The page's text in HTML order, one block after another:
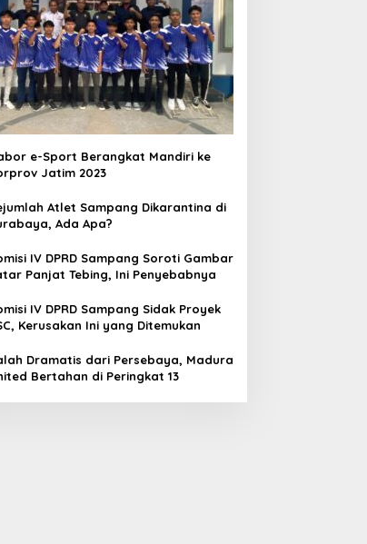
e-Sport Berangkat Mandiri ke
Jatim 2023
Atlet Sampang Dikarantina di
Ada Apa?
IV DPRD Sampang Soroti Gambar
Panjat Tebing, Ini Penyebabnya
IV DPRD Sampang Sidak Proyek
Kerusakan Ini yang Ditemukan
Dramatis dari Persebaya, Madura
Bertahan di Peringkat 13